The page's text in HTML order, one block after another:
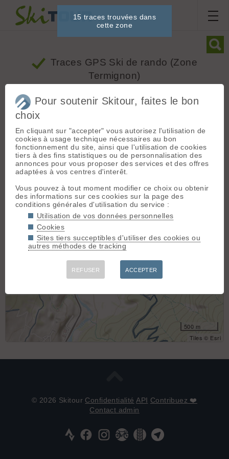
15 traces trouvées dans
cette zone
Traces GPS Ski de rando (Zone
Termignon)
Dénivelé Ski
Mois
+
−
500 m
Tiles © Esri
© 2026 Skitour Confidentialité API Contribuez ❤️
Contact admin
Pour soutenir Skitour, faites le bon
choix
En cliquant sur "accepter" vous autorisez l'utilisation de
cookies à usage technique nécessaires au bon
fonctionnement du site, ainsi que l'utilisation de cookies
tiers à des fins statistiques ou de personnalisation des
annonces pour vous proposer des services et des offres
adaptées à vos centres d'interêt.
Vous pouvez à tout moment modifier ce choix ou obtenir
des informations sur ces cookies sur la page des
conditions générales d'utilisation du service :
Utilisation de vos données personnelles
Cookies
Sites tiers succeptibles d'utiliser des cookies ou
autres méthodes de tracking
REFUSER ACCEPTER